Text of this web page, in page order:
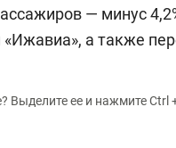
— минус
а также
Выделите ее и нажмите Ctrl